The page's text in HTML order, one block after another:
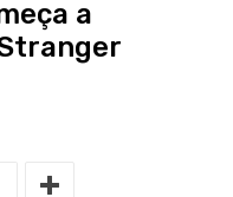
a